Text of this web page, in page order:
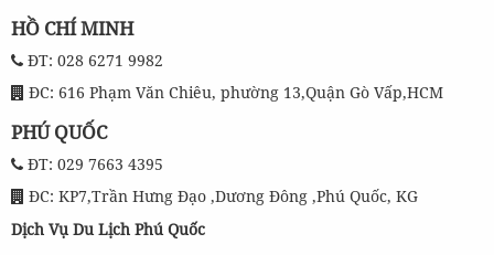
HỒ CHÍ MINH
ĐT: 028 6271 9982
ĐC: 616 Phạm Văn Chiêu, phường 13,Quận Gò Vấp,HCM
PHÚ QUỐC
ĐT: 029 7663 4395
ĐC: KP7,Trần Hưng Đạo ,Dương Đông ,Phú Quốc, KG
Dịch Vụ Du Lịch Phú Quốc